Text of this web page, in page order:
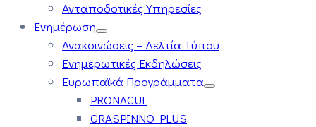
Ανταποδοτικές Υπηρεσίες
Ενημέρωση
Ανακοινώσεις – Δελτία Τύπου
Ενημερωτικές Εκδηλώσεις
Ευρωπαϊκά Προγράμματα
PRONACUL
GRASPINNO PLUS